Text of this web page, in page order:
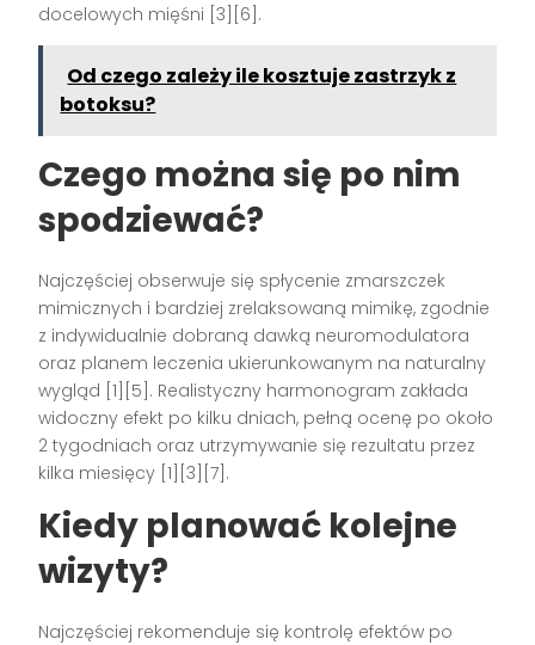
docelowych mięśni [3][6].
Od czego zależy ile kosztuje zastrzyk z
botoksu?
Czego można się po nim
spodziewać?
Najczęściej obserwuje się spłycenie zmarszczek
mimicznych i bardziej zrelaksowaną mimikę, zgodnie
z indywidualnie dobraną dawką neuromodulatora
oraz planem leczenia ukierunkowanym na naturalny
wygląd [1][5]. Realistyczny harmonogram zakłada
widoczny efekt po kilku dniach, pełną ocenę po około
2 tygodniach oraz utrzymywanie się rezultatu przez
kilka miesięcy [1][3][7].
Kiedy planować kolejne
wizyty?
Najczęściej rekomenduje się kontrolę efektów po